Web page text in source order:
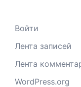
Войти
Лента записей
Лента
WordPress.org